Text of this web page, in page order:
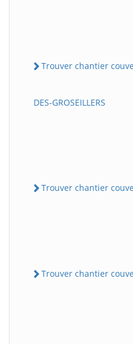
Trouver chantier
DES-GROSEILLERS
Trouver chantier
Trouver chantier